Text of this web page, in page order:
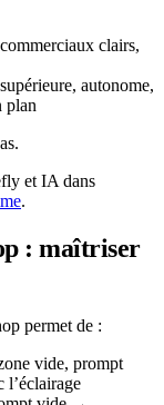
clairs,
autonome,
plan
et IA dans
.
: maîtriser
permet de :
vide, prompt
l’éclairage